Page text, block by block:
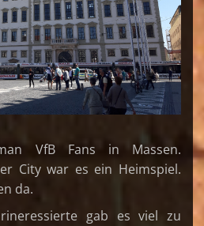
VfB Fans in Massen.
City war es ein Heimspiel.
da.
gab es viel zu